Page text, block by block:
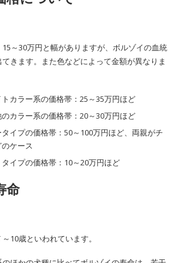
～30万円と幅がありますが、ボルゾイの血統
きます。また色などによって金額が異なりま
カラー系の価格帯：25～35万円ほど
カラー系の価格帯：20～30万円ほど
イプの価格帯：50～100万円ほど、両親がチ
ケース
イプの価格帯：10～20万円ほど
命
10歳といわれています。